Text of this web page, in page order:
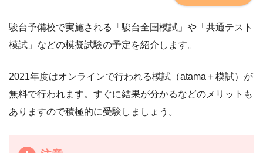
駿台予備校で実施される「駿台全国模試」や「共通テスト
模試」などの模擬試験の予定を紹介します。
2021年度はオンラインで行われる模試（atama＋模試）が
無料で行われます。すぐに結果が分かるなどのメリットも
ありますので積極的に受験しましょう。